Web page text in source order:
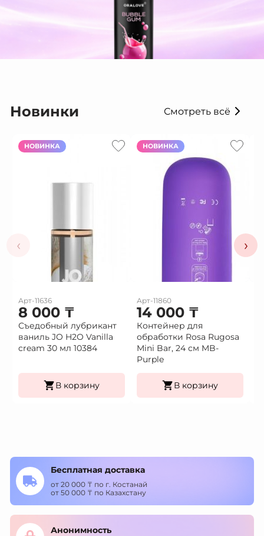
Новинки Смотреть всё
‹
НОВИНКА
Арт-11636
8 000 ₸
Съедобный лубрикант
ваниль JO H2O Vanilla
cream 30 мл 10384
В корзину
НОВИНКА
Арт-11860
14 000 ₸
Контейнер для
обработки Rosa Rugosa
Mini Bar, 24 см MB-
Purple
В корзину
›
Бесплатная доставка
от 20 000 ₸ по г. Костанай
от 50 000 ₸ по Казахстану
Анонимность